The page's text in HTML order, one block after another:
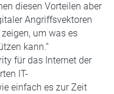
diesen Vorteilen aber
Angriffsvektoren
um was es
kann.“
für das Internet der
IT-
einfach es zur Zeit